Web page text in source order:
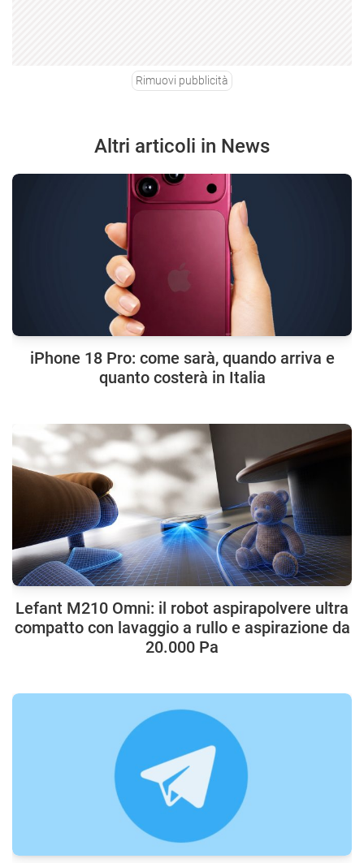
Rimuovi pubblicità
Altri articoli in News
iPhone 18 Pro: come sarà, quando arriva e
quanto costerà in Italia
Lefant M210 Omni: il robot aspirapolvere ultra
compatto con lavaggio a rullo e aspirazione da
20.000 Pa